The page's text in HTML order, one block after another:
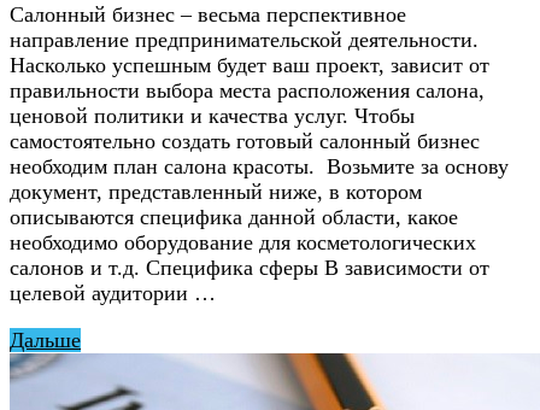
Салонный бизнес – весьма перспективное
направление предпринимательской деятельности.
Насколько успешным будет ваш проект, зависит от
правильности выбора места расположения салона,
ценовой политики и качества услуг. Чтобы
самостоятельно создать готовый салонный бизнес
необходим план салона красоты. Возьмите за основу
документ, представленный ниже, в котором
описываются специфика данной области, какое
необходимо оборудование для косметологических
салонов и т.д. Специфика сферы В зависимости от
целевой аудитории …
Дальше